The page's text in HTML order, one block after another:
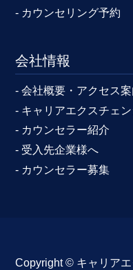
- カウンセリング予約
会社情報
- 会社概要・アクセス案
- キャリアエクスチェ
- カウンセラー紹介
- 受入先企業様へ
- カウンセラー募集
Copyright ©︎ キャリア